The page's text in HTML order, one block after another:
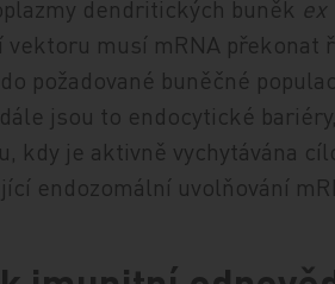
dendritických buněk ex
vektoru musí mRNA překonat
požadované buněčné
jsou to endocytické
kdy je aktivně vychytávána
endozomální uvolňování